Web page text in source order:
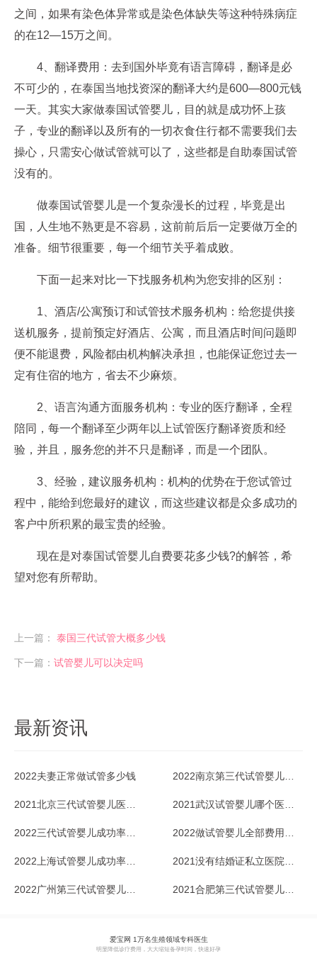
之间，如果有染色体异常或是染色体缺失等这种特殊病症
的在12—15万之间。
4、翻译费用：去到国外毕竟有语言障碍，翻译是必
不可少的，在泰国当地找资深的翻译大约是600—800元钱
一天。其实大家做泰国试管婴儿，目的就是成功怀上孩
子，专业的翻译以及所有的一切衣食住行都不需要我们去
操心，只需安心做试管就可以了，这些都是自助泰国试管
没有的。
做泰国试管婴儿是一个复杂漫长的过程，毕竟是出
国，人生地不熟更是不容易，这前前后后一定要做万全的
准备。细节很重要，每一个细节关乎着成败。
下面一起来对比一下找服务机构为您安排的区别：
1、酒店/公寓预订和试管技术服务机构：给您提供接
送机服务，提前预定好酒店、公寓，而且酒店时间问题即
便不能退费，风险都由机构解决承担，也能保证您过去一
定有住宿的地方，省去不少麻烦。
2、语言沟通方面服务机构：专业的医疗翻译，全程
陪同，每一个翻译至少两年以上试管医疗翻译资质和经
验，并且，服务您的并不只是翻译，而是一个团队。
3、经验，建议服务机构：机构的优势在于您试管过
程中，能给到您最好的建议，而这些建议都是众多成功的
客户中所积累的最宝贵的经验。
现在是对泰国试管婴儿自费要花多少钱?的解答，希
望对您有所帮助。
上一篇： 泰国三代试管大概多少钱
下一篇： 试管婴儿可以决定吗
最新资讯
2022夫妻正常做试管多少钱 2022南京第三代试管婴儿医院哪家好
2021北京三代试管婴儿医院排行榜一览 2021武汉试管婴儿哪个医院成功率最高？参考下
2022三代试管婴儿成功率有多高？ 2022做试管婴儿全部费用多少钱？
2022上海试管婴儿成功率高的医院排行榜怎样的？ 2021没有结婚证私立医院试管婴儿可行吗？
2022广州第三代试管婴儿医院排名一览 2021合肥第三代试管婴儿医院排行榜详情
爱宝网 1万名生殖领域专科医生
明显降低诊疗费用，大大缩短备孕时间，快速好孕